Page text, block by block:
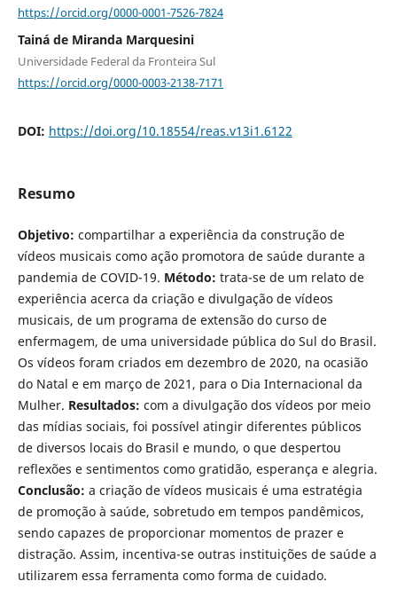
https://orcid.org/0000-0001-7526-7824
Tainá de Miranda Marquesini
Universidade Federal da Fronteira Sul
https://orcid.org/0000-0003-2138-7171
DOI: https://doi.org/10.18554/reas.v13i1.6122
Resumo
Objetivo: compartilhar a experiência da construção de
vídeos musicais como ação promotora de saúde durante a
pandemia de COVID-19. Método: trata-se de um relato de
experiência acerca da criação e divulgação de vídeos
musicais, de um programa de extensão do curso de
enfermagem, de uma universidade pública do Sul do Brasil.
Os vídeos foram criados em dezembro de 2020, na ocasião
do Natal e em março de 2021, para o Dia Internacional da
Mulher. Resultados: com a divulgação dos vídeos por meio
das mídias sociais, foi possível atingir diferentes públicos
de diversos locais do Brasil e mundo, o que despertou
reflexões e sentimentos como gratidão, esperança e alegria.
Conclusão: a criação de vídeos musicais é uma estratégia
de promoção à saúde, sobretudo em tempos pandêmicos,
sendo capazes de proporcionar momentos de prazer e
distração. Assim, incentiva-se outras instituições de saúde a
utilizarem essa ferramenta como forma de cuidado.